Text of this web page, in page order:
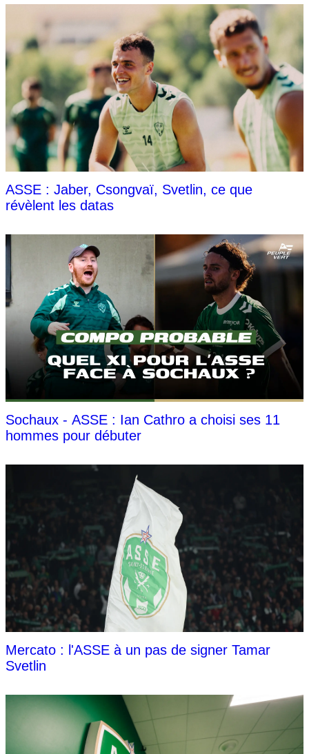
ASSE : Jaber, Csongvaï, Svetlin, ce que
révèlent les datas
Sochaux - ASSE : Ian Cathro a choisi ses 11
hommes pour débuter
Mercato : l'ASSE à un pas de signer Tamar
Svetlin